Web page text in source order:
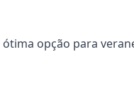
opção para